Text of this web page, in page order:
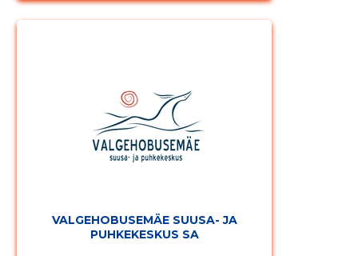
VALGEHOBUSEMÄE SUUSA- JA
PUHKEKESKUS SA